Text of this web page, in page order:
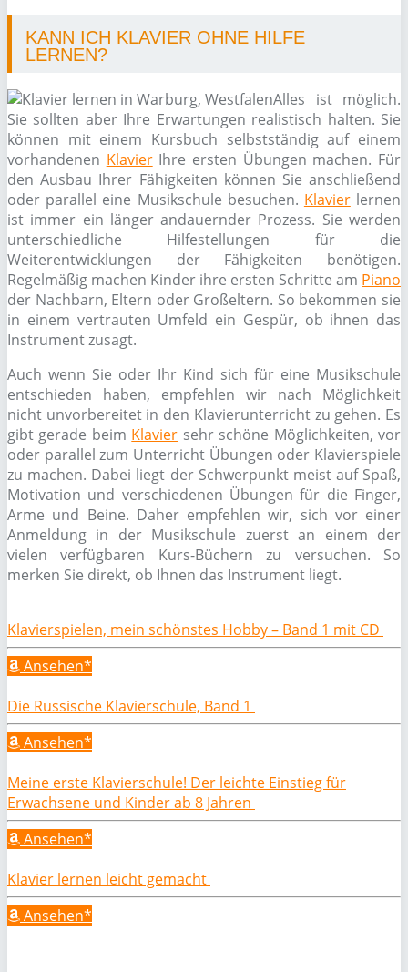
KANN ICH KLAVIER OHNE HILFE
LERNEN?
Alles ist möglich.
Sie sollten aber Ihre Erwartungen realistisch halten. Sie
können mit einem Kursbuch selbstständig auf einem
vorhandenen KlavierIhre ersten Übungen machen. Für
den Ausbau Ihrer Fähigkeiten können Sie anschließend
oder parallel eine Musikschule besuchen. Klavierlernen
ist immer ein länger andauernder Prozess. Sie werden
unterschiedliche Hilfestellungen für die
Weiterentwicklungen der Fähigkeiten benötigen.
Regelmäßig machen Kinder ihre ersten Schritte am Piano
der Nachbarn, Eltern oder Großeltern. So bekommen sie
in einem vertrauten Umfeld ein Gespür, ob ihnen das
Instrument zusagt.
Auch wenn Sie oder Ihr Kind sich für eine Musikschule
entschieden haben, empfehlen wir nach Möglichkeit
nicht unvorbereitet in den Klavierunterricht zu gehen. Es
gibt gerade beim Klavier sehr schöne Möglichkeiten, vor
oder parallel zum Unterricht Übungen oder Klavierspiele
zu machen. Dabei liegt der Schwerpunkt meist auf Spaß,
Motivation und verschiedenen Übungen für die Finger,
Arme und Beine. Daher empfehlen wir, sich vor einer
Anmeldung in der Musikschule zuerst an einem der
vielen verfügbaren Kurs-Büchern zu versuchen. So
merken Sie direkt, ob Ihnen das Instrument liegt.
Klavierspielen, mein schönstes Hobby – Band 1 mit CD
Ansehen*
Die Russische Klavierschule, Band 1
Ansehen*
Meine erste Klavierschule! Der leichte Einstieg für
Erwachsene und Kinder ab 8 Jahren
Ansehen*
Klavier lernen leicht gemacht
Ansehen*